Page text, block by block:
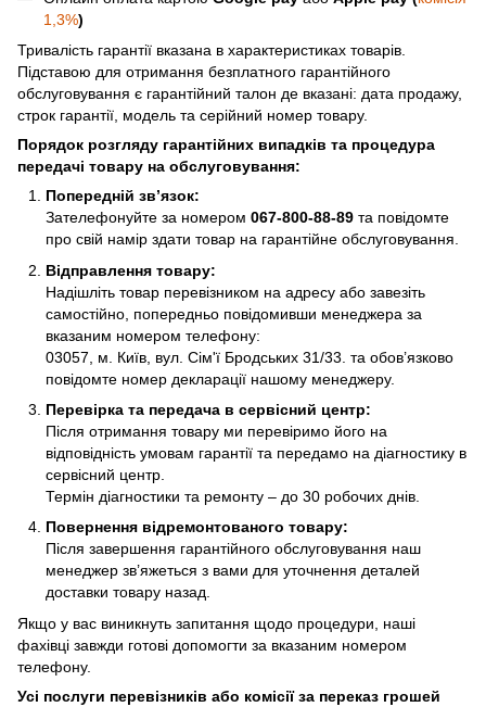
1,3%)
Тривалість гарантії вказана в характеристиках товарів.
Підставою для отримання безплатного гарантійного
обслуговування є гарантійний талон де вказані: дата продажу,
строк гарантії, модель та серійний номер товару.
Порядок розгляду гарантійних випадків та процедура
передачі товару на обслуговування:
Попередній зв’язок:
Зателефонуйте за номером 067-800-88-89 та повідомте
про свій намір здати товар на гарантійне обслуговування.
Відправлення товару:
Надішліть товар перевізником на адресу або завезіть
самостійно, попередньо повідомивши менеджера за
вказаним номером телефону:
03057, м. Київ, вул. Сім'ї Бродських 31/33. та обов’язково
повідомте номер декларації нашому менеджеру.
Перевірка та передача в сервісний центр:
Після отримання товару ми перевіримо його на
відповідність умовам гарантії та передамо на діагностику в
сервісний центр.
Термін діагностики та ремонту – до 30 робочих днів.
Повернення відремонтованого товару:
Після завершення гарантійного обслуговування наш
менеджер зв’яжеться з вами для уточнення деталей
доставки товару назад.
Якщо у вас виникнуть запитання щодо процедури, наші
фахівці завжди готові допомогти за вказаним номером
телефону.
Усі послуги перевізників або комісії за переказ грошей